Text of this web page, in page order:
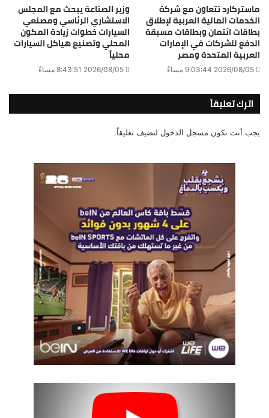
ماستركارد تتعاون مع شركة
الخدمات المالية العربية لإطلاق
بطاقات ائتمان وبطاقات مسبقة
الدفع للشركات في الإمارات
العربية المتحدة ومصر
2026/08/05 9:03:44 مساءً
وزير الصناعة يبحث مع المجلس
الاستشاري الرئاسي ومصنعي
السيارات خطوات زيادة المكون
المحلي وتصنيع هياكل السيارات
محلياً
2026/08/05 8:43:51 مساءً
اترك تعليقاً
يجب أنت تكون مسجل الدخول لتضيف تعليقاً.